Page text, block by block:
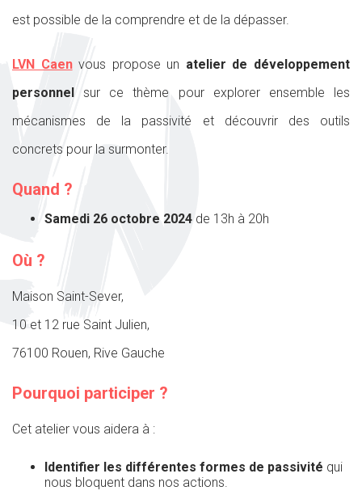
est possible de la comprendre et de la dépasser.
LVN Caenvous propose un atelier de développement
personnel sur ce thème pour explorer ensemble les
mécanismes de la passivité et découvrir des outils
concrets pour la surmonter.
Quand ?
Samedi 26 octobre 2024 de 13h à 20h
Où ?
Maison Saint-Sever,
10 et 12 rue Saint Julien,
76100 Rouen, Rive Gauche
Pourquoi participer ?
Cet atelier vous aidera à :
Identifier les différentes formes de passivité qui
nous bloquent dans nos actions.